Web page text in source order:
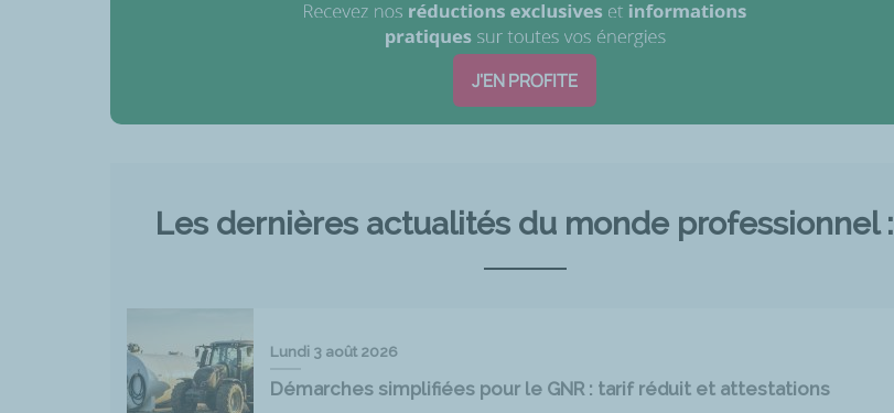
J'EN PROFITE
Les dernières actualités du monde professionnel :
Lundi 3 août 2026
Démarches simplifiées pour le GNR : tarif réduit et attestations